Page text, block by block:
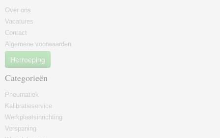
Over ons
Vacatures
Contact
Algemene voorwaarden
Herroeping
Categorieën
Pneumatiek
Kalibratieservice
Werkplaatsinrichting
Verspaning